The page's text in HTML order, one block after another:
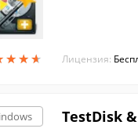
★★★
★★★ Лицензия:
TestDisk